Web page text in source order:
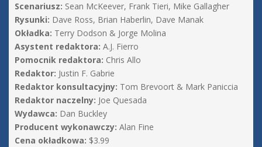
Scenariusz: Sean McKeever, Frank Tieri, Mike Gallagher
Rysunki: Dave Ross, Brian Haberlin, Dave Manak
Okładka: Terry Dodson & Jorge Molina
Asystent redaktora: A.J. Fierro
Pomocnik redaktora: Chris Allo
Redaktor: Justin F. Gabrie
Redaktor konsultacyjny: Tom Brevoort & Mark Paniccia
Redaktor naczelny: Joe Quesada
Wydawca: Dan Buckley
Producent wykonawczy: Alan Fine
Cena okładkowa: $3.99